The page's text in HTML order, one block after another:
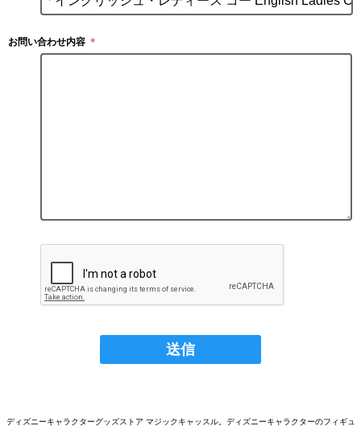
お問い合わせ内容 ＊
ディズニーキャラクターグッズストア マジックキャッスル。ディズニーキャラクターのフィギュ